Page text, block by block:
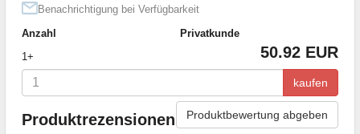
Benachrichtigung bei Verfügbarkeit
Anzahl
Privatkunde
1+
50.92 EUR
kaufen
Produktrezensionen Produktbewertung abgeben